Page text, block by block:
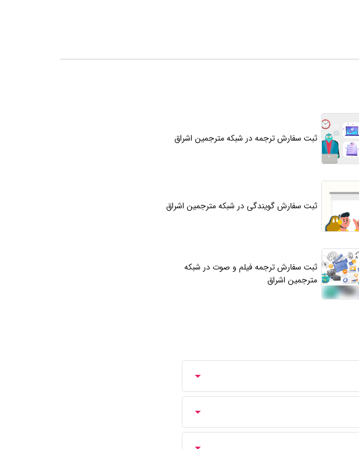
ثبت سفارش ترجمه در شبکه مترجمین اشراق
ثبت سفارش گویندگی در شبکه مترجمین اشراق
ثبت سفارش ترجمه فیلم و صوت در شبکه
مترجمین اشراق